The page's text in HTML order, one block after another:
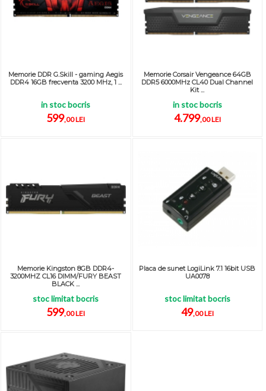
Memorie DDR G.Skill - gaming Aegis
DDR4 16GB frecventa 3200 MHz, 1 ...
in stoc bocris
599,00 LEI
Memorie Corsair Vengeance 64GB
DDR5 6000MHz CL40 Dual Channel
Kit ...
in stoc bocris
4.799,00 LEI
Memorie Kingston 8GB DDR4-
3200MHZ CL16 DIMM/FURY BEAST
BLACK ...
stoc limitat bocris
599,00 LEI
Placa de sunet LogiLink 7.1 16bit USB
UA0078
stoc limitat bocris
49,00 LEI